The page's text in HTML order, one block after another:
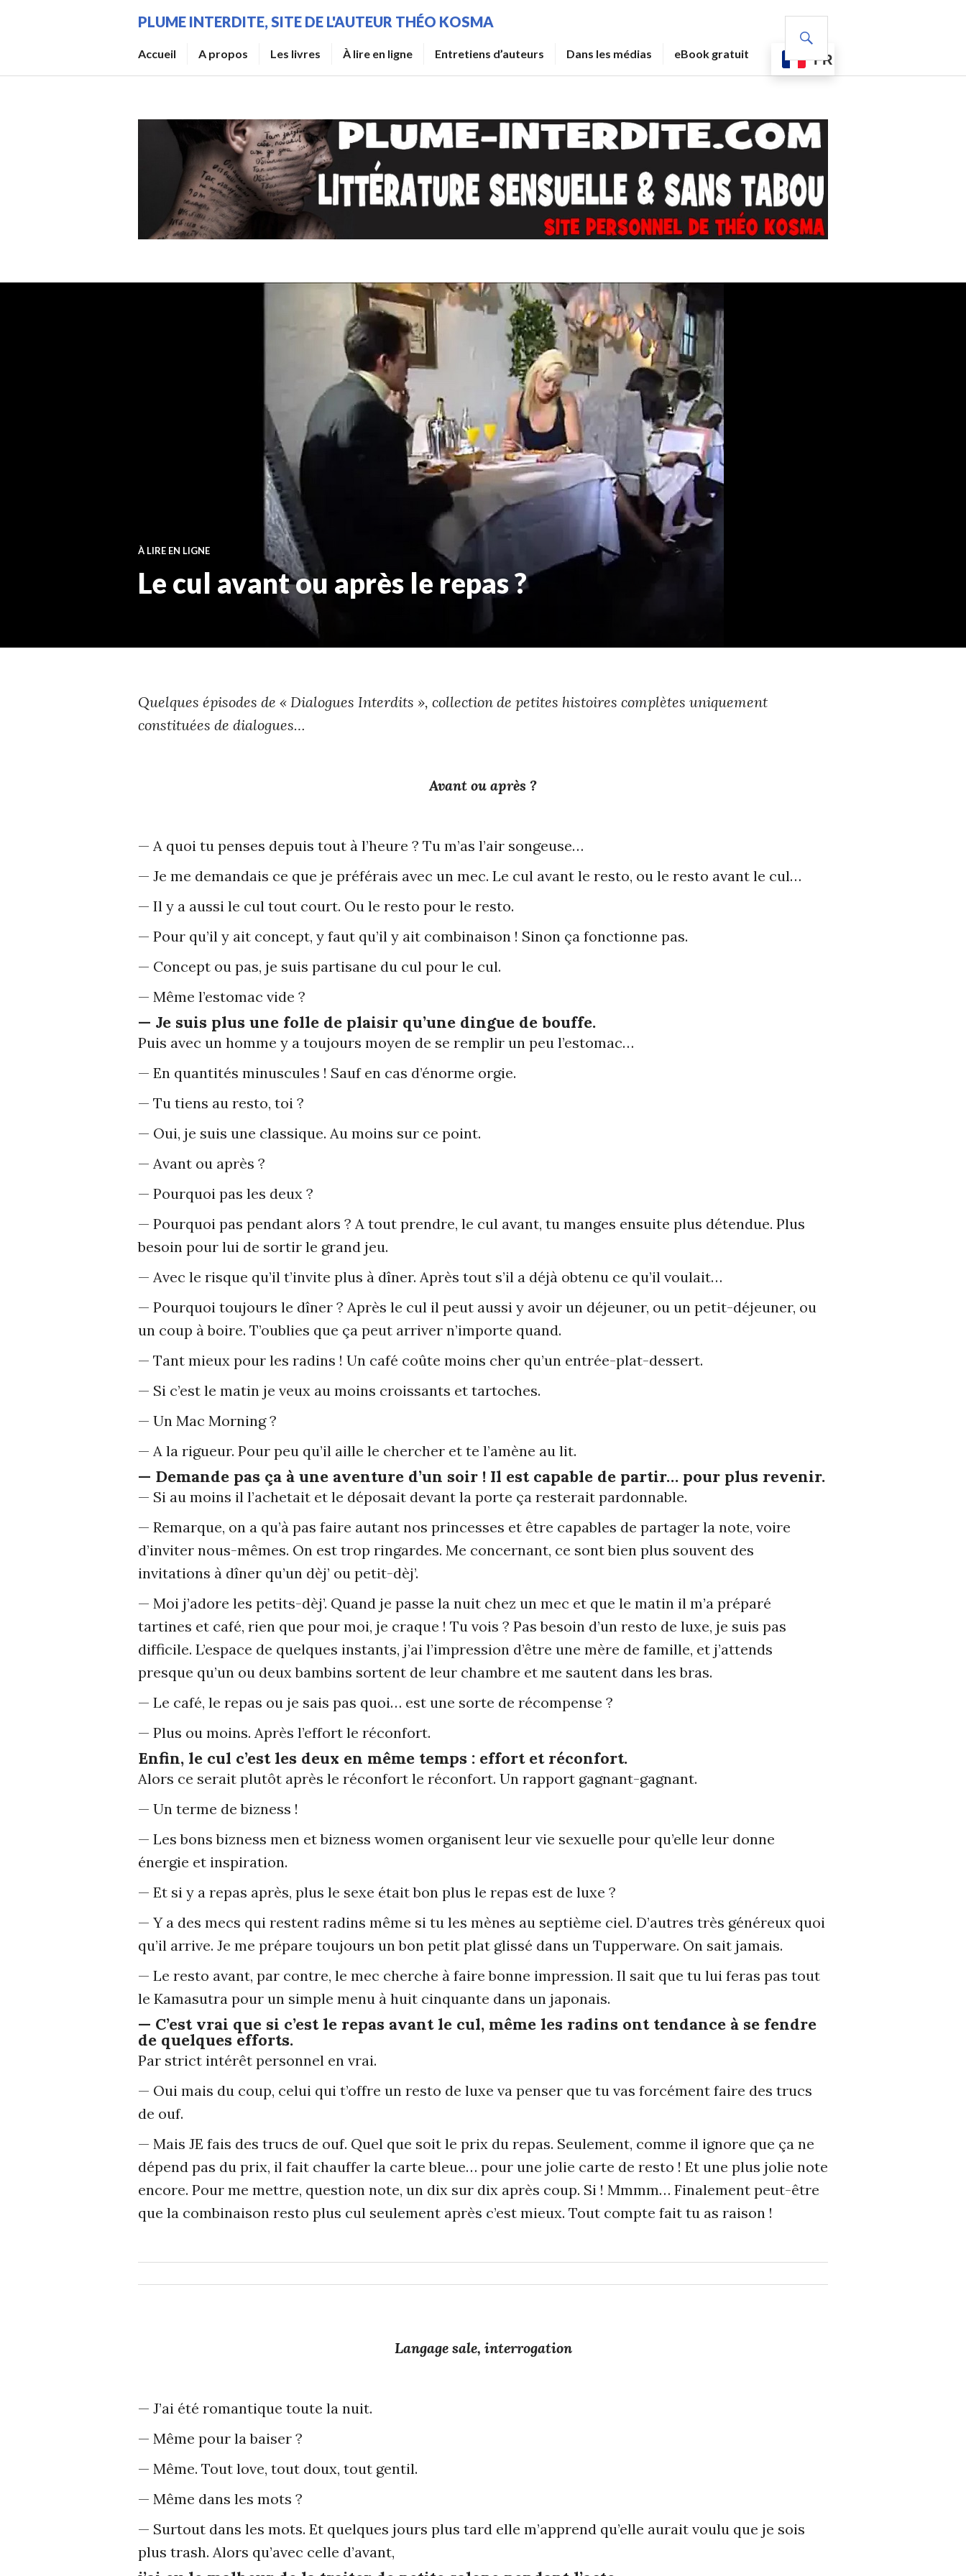
principal
PLUME INTERDITE, SITE DE L'AUTEUR THÉO KOSMA
Accueil A propos Les livres À lire en ligne Entretiens d’auteurs Dans les médias eBook gratuit FR
À LIRE EN LIGNE
Le cul avant ou après le repas ?
Quelques épisodes de « Dialogues Interdits », collection de petites histoires complètes uniquement
constituées de dialogues…
Avant ou après ?
— A quoi tu penses depuis tout à l’heure ? Tu m’as l’air songeuse…
— Je me demandais ce que je préférais avec un mec. Le cul avant le resto, ou le resto avant le cul…
— Il y a aussi le cul tout court. Ou le resto pour le resto.
— Pour qu’il y ait concept, y faut qu’il y ait combinaison ! Sinon ça fonctionne pas.
— Concept ou pas, je suis partisane du cul pour le cul.
— Même l’estomac vide ?
— Je suis plus une folle de plaisir qu’une dingue de bouffe.
Puis avec un homme y a toujours moyen de se remplir un peu l’estomac…
— En quantités minuscules ! Sauf en cas d’énorme orgie.
— Tu tiens au resto, toi ?
— Oui, je suis une classique. Au moins sur ce point.
— Avant ou après ?
— Pourquoi pas les deux ?
— Pourquoi pas pendant alors ? A tout prendre, le cul avant, tu manges ensuite plus détendue. Plus
besoin pour lui de sortir le grand jeu.
— Avec le risque qu’il t’invite plus à dîner. Après tout s’il a déjà obtenu ce qu’il voulait…
— Pourquoi toujours le dîner ? Après le cul il peut aussi y avoir un déjeuner, ou un petit-déjeuner, ou
un coup à boire. T’oublies que ça peut arriver n’importe quand.
— Tant mieux pour les radins ! Un café coûte moins cher qu’un entrée-plat-dessert.
— Si c’est le matin je veux au moins croissants et tartoches.
— Un Mac Morning ?
— A la rigueur. Pour peu qu’il aille le chercher et te l’amène au lit.
— Demande pas ça à une aventure d’un soir ! Il est capable de partir… pour plus revenir.
— Si au moins il l’achetait et le déposait devant la porte ça resterait pardonnable.
— Remarque, on a qu’à pas faire autant nos princesses et être capables de partager la note, voire
d’inviter nous-mêmes. On est trop ringardes. Me concernant, ce sont bien plus souvent des
invitations à dîner qu’un dèj’ ou petit-dèj’.
— Moi j’adore les petits-dèj’. Quand je passe la nuit chez un mec et que le matin il m’a préparé
tartines et café, rien que pour moi, je craque ! Tu vois ? Pas besoin d’un resto de luxe, je suis pas
difficile. L’espace de quelques instants, j’ai l’impression d’être une mère de famille, et j’attends
presque qu’un ou deux bambins sortent de leur chambre et me sautent dans les bras.
— Le café, le repas ou je sais pas quoi… est une sorte de récompense ?
— Plus ou moins. Après l’effort le réconfort.
Enfin, le cul c’est les deux en même temps : effort et réconfort.
Alors ce serait plutôt après le réconfort le réconfort. Un rapport gagnant-gagnant.
— Un terme de bizness !
— Les bons bizness men et bizness women organisent leur vie sexuelle pour qu’elle leur donne
énergie et inspiration.
— Et si y a repas après, plus le sexe était bon plus le repas est de luxe ?
— Y a des mecs qui restent radins même si tu les mènes au septième ciel. D’autres très généreux quoi
qu’il arrive. Je me prépare toujours un bon petit plat glissé dans un Tupperware. On sait jamais.
— Le resto avant, par contre, le mec cherche à faire bonne impression. Il sait que tu lui feras pas tout
le Kamasutra pour un simple menu à huit cinquante dans un japonais.
— C’est vrai que si c’est le repas avant le cul, même les radins ont tendance à se fendre
de quelques efforts.
Par strict intérêt personnel en vrai.
— Oui mais du coup, celui qui t’offre un resto de luxe va penser que tu vas forcément faire des trucs
de ouf.
— Mais JE fais des trucs de ouf. Quel que soit le prix du repas. Seulement, comme il ignore que ça ne
dépend pas du prix, il fait chauffer la carte bleue… pour une jolie carte de resto ! Et une plus jolie note
encore. Pour me mettre, question note, un dix sur dix après coup. Si ! Mmmm… Finalement peut-être
que la combinaison resto plus cul seulement après c’est mieux. Tout compte fait tu as raison !
Langage sale, interrogation
— J’ai été romantique toute la nuit.
— Même pour la baiser ?
— Même. Tout love, tout doux, tout gentil.
— Même dans les mots ?
— Surtout dans les mots. Et quelques jours plus tard elle m’apprend qu’elle aurait voulu que je sois
plus trash. Alors qu’avec celle d’avant,